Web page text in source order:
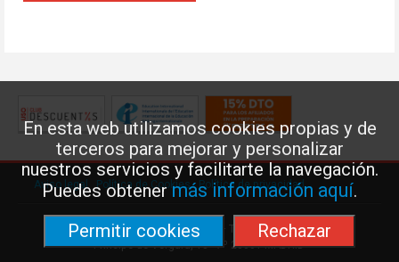
En esta web utilizamos cookies propias y de
terceros para mejorar y personalizar
nuestros servicios y facilitarte la navegación.
Puedes obtenermás información aquí.
Permitir cookies
Rechazar
Aviso legal Política de Cookies· Política de privacidad
Federación de Enseñanza de USO · Teléfono: 91 577 41 13 ·
Príncipe de Vergara, 13 · 7º 28001 MADRID